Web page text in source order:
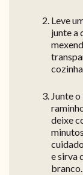
Leve
junte a
Junte
deixe
e sirva
branco.